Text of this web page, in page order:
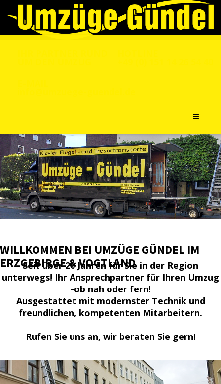
WILLKOMMEN BEI UMZÜGE GÜNDEL IM
ERZGEBIRGE & VOGTLAND
Seit über 20 Jahren für Sie in der Region
unterwegs! Ihr Ansprechpartner für Ihren Umzug
-ob nah oder fern!
Ausgestattet mit modernster Technik und
freundlichen, kompetenten Mitarbeitern.
Rufen Sie uns an, wir beraten Sie gern!